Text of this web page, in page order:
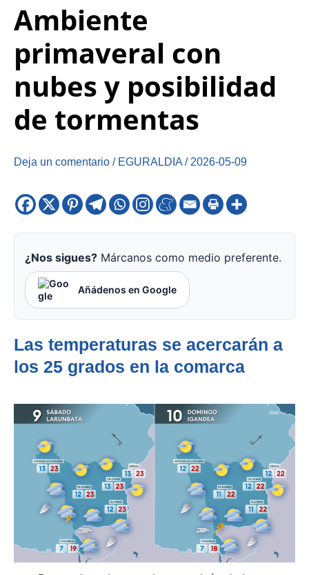
Ambiente
primaveral con
nubes y posibilidad
de tormentas
Deja un comentario / EGURALDIA / 2026-05-09
¿Nos sigues? Márcanos como medio preferente.
Añádenos en Google
Las temperaturas se acercarán a
los 25 grados en la comarca